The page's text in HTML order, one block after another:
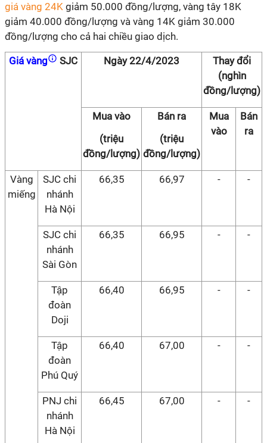
giá vàng 24K giảm 50.000 đồng/lượng, vàng tây 18K
giảm 40.000 đồng/lượng và vàng 14K giảm 30.000
đồng/lượng cho cả hai chiều giao dịch.
Giá vàng SJC Ngày 22/4/2023
Thay đổi
(nghìn
đồng/lượng)
Mua vào
(triệu
đồng/lượng)
Bán ra
(triệu
đồng/lượng)
Mua
vào
Bán
ra
Vàng
miếng
SJC chi
nhánh
Hà Nội
66,35 66,97 - -
SJC chi
nhánh
Sài Gòn
66,35 66,95 - -
Tập
đoàn
Doji
66,40 66,95 - -
Tập
đoàn
Phú Quý
66,40 67,00 - -
PNJ chi
nhánh
Hà Nội
66,45 67,00 - -